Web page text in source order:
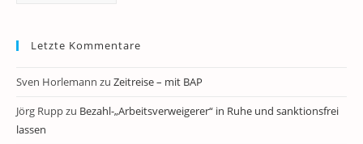
Letzte Kommentare
Sven Horlemann zu Zeitreise – mit BAP
Jörg Ruppzu Bezahl-„Arbeitsverweigerer“ in Ruhe und sanktionsfrei
lassen